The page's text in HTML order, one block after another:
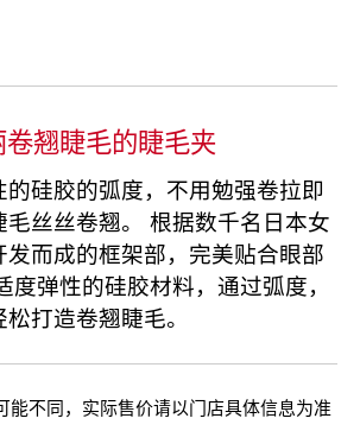
翘睫毛的睫毛夹
的硅胶的弧度，不用勉强卷拉即
丝丝卷翘。 根据数千名日本女
而成的框架部，完美贴合眼部
度弹性的硅胶材料，通过弧度，
打造卷翘睫毛。
能不同，实际售价请以门店具体信息为准